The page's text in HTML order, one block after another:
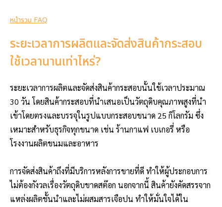
หน้ารวม FAQ
ระยะเวลาการผลิตและจัดส่งสินค้ากระสอบ
ใช้เวลานานเท่าไหร่?
ระยะเวลาการผลิตและจัดส่งสินค้ากระสอบนั้นใช้เวลาประมาณ
30 วัน โดยสินค้ากระสอบที่นำเสนอเป็นวัตถุดิบคุณภาพสูงที่นำ
เข้าโดยตรงและบรรจุในรูปแบบกระสอบขนาด 25 กิโลกรัม ซึ่ง
เหมาะสำหรับธุรกิจทุกขนาด เช่น ร้านกาแฟ เบเกอรี่ หรือ
โรงงานผลิตขนมและอาหาร
การจัดส่งสินค้าถึงที่มีบริการหลังการขายที่ดี ทำให้ผู้ประกอบการ
ไม่ต้องกังวลเรื่องวัตถุดิบขาดสต๊อก นอกจากนี้ สินค้ายังคัดสรรจาก
แหล่งผลิตชั้นนำและไม่ผสมสารเจือปน ทำให้มั่นใจได้ใน